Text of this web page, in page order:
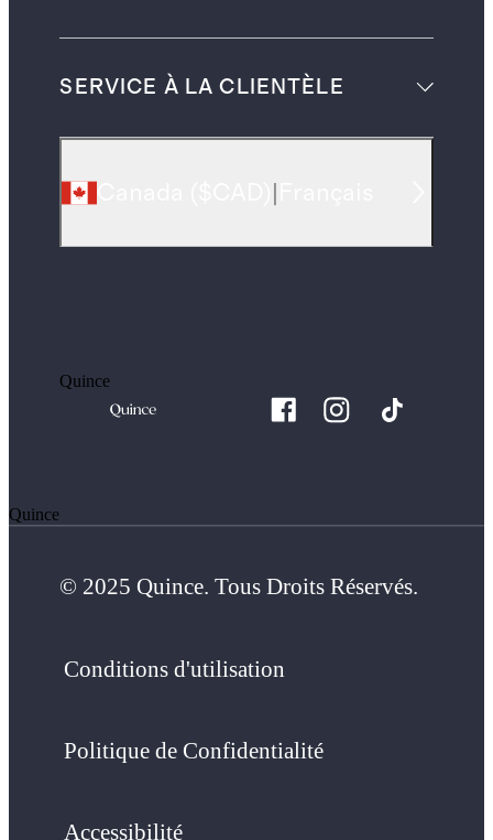
SERVICE À LA CLIENTÈLE
Quince
Quince
© 2025 Quince. Tous Droits Réservés.
Conditions d'utilisation
Politique de Confidentialité
Accessibilité